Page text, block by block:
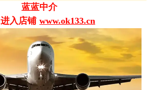
蓝蓝中介
进入店铺 www.ok133.cn